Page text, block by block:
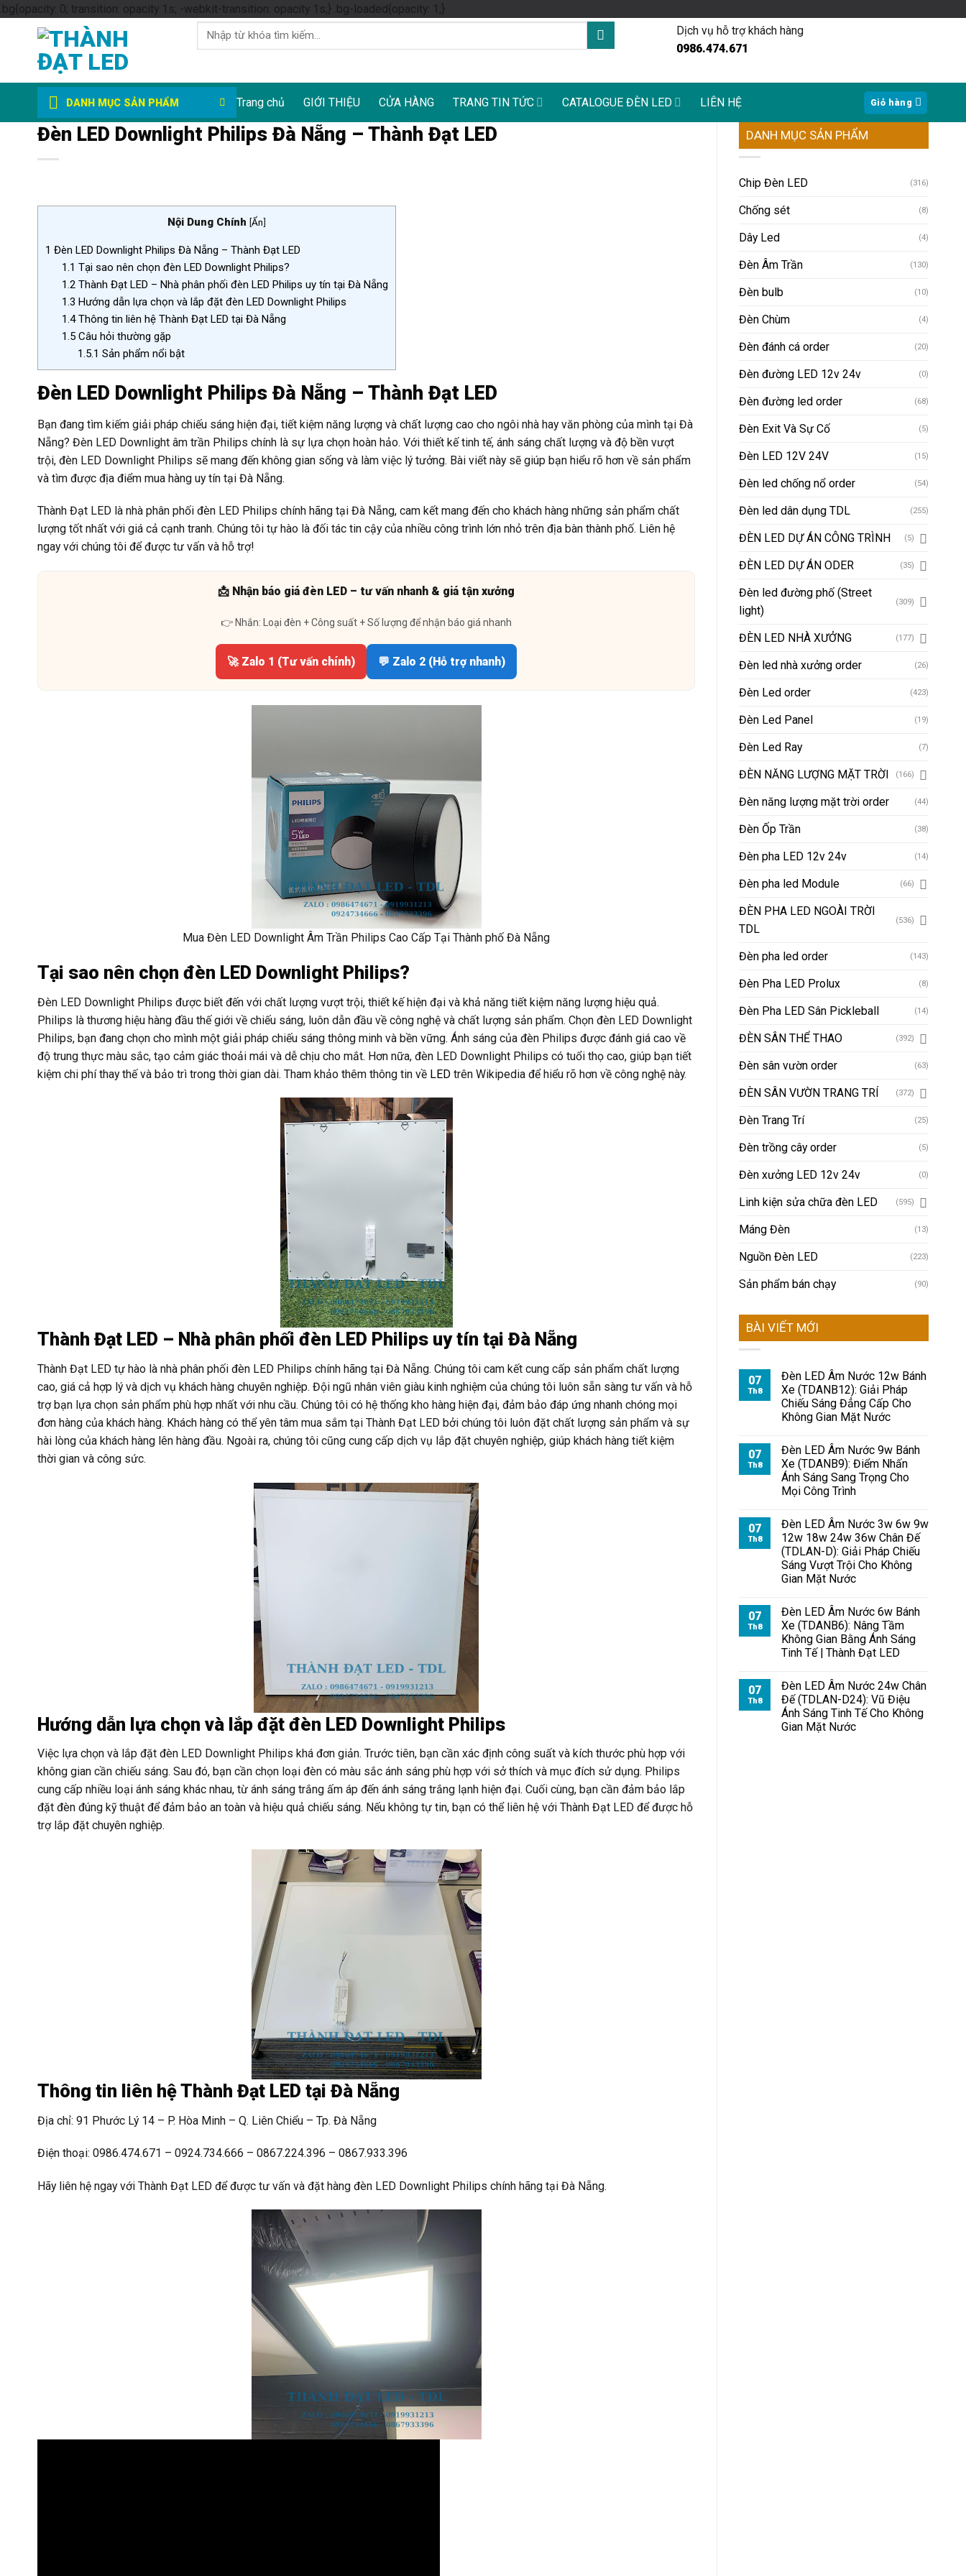
.bg{opacity: 0; transition: opacity 1s; -webkit-transition: opacity 1s;} .bg-loaded{opacity: 1;}Skip
to
Tìm
kiếm:
Dịch vụ hỗ trợ khách hàng
0986.474.671
DANH MỤC SẢN PHẨM Trang chủ GIỚI THIỆU CỬA HÀNG TRANG TIN TỨC CATALOGUE ĐÈN LED LIÊN HỆ Giỏ hàng
Đèn LED Downlight Philips Đà Nẵng – Thành Đạt LED
Nội Dung Chính [Ẩn]
1 Đèn LED Downlight Philips Đà Nẵng – Thành Đạt LED
1.1 Tại sao nên chọn đèn LED Downlight Philips?
1.2Thành Đạt LED – Nhà phân phối đèn LED Philips uy tín tại Đà Nẵng
1.3 Hướng dẫn lựa chọn và lắp đặt đèn LED Downlight Philips
1.4Thông tin liên hệ Thành Đạt LED tại Đà Nẵng
1.5Câu hỏi thường gặp
1.5.1 Sản phẩm nổi bật
Đèn LED Downlight Philips Đà Nẵng – Thành Đạt LED
Bạn đang tìm kiếm giải pháp chiếu sáng hiện đại, tiết kiệm năng lượng và chất lượng cao cho ngôi nhà hay văn phòng của mình tại Đà
Nẵng? Đèn LED Downlight âm trần Philips chính là sự lựa chọn hoàn hảo. Với thiết kế tinh tế, ánh sáng chất lượng và độ bền vượt
trội, đèn LED Downlight Philips sẽ mang đến không gian sống và làm việc lý tưởng. Bài viết này sẽ giúp bạn hiểu rõ hơn về sản phẩm
và tìm được địa điểm mua hàng uy tín tại Đà Nẵng.
Thành Đạt LED là nhà phân phối đèn LED Philips chính hãng tại Đà Nẵng, cam kết mang đến cho khách hàng những sản phẩm chất
lượng tốt nhất với giá cả cạnh tranh. Chúng tôi tự hào là đối tác tin cậy của nhiều công trình lớn nhỏ trên địa bàn thành phố. Liên hệ
ngay với chúng tôi để được tư vấn và hỗ trợ!
📩 Nhận báo giá đèn LED – tư vấn nhanh & giá tận xưởng
👉 Nhắn: Loại đèn + Công suất + Số lượng để nhận báo giá nhanh
🚀 Zalo 1 (Tư vấn chính) 💬 Zalo 2 (Hỗ trợ nhanh)
Mua Đèn LED Downlight Âm Trần Philips Cao Cấp Tại Thành phố Đà Nẵng
Tại sao nên chọn đèn LED Downlight Philips?
Đèn LED Downlight Philips được biết đến với chất lượng vượt trội, thiết kế hiện đại và khả năng tiết kiệm năng lượng hiệu quả.
Philips là thương hiệu hàng đầu thế giới về chiếu sáng, luôn dẫn đầu về công nghệ và chất lượng sản phẩm. Chọn đèn LED Downlight
Philips, bạn đang chọn cho mình một giải pháp chiếu sáng thông minh và bền vững. Ánh sáng của đèn Philips được đánh giá cao về
độ trung thực màu sắc, tạo cảm giác thoải mái và dễ chịu cho mắt. Hơn nữa, đèn LED Downlight Philips có tuổi thọ cao, giúp bạn tiết
kiệm chi phí thay thế và bảo trì trong thời gian dài. Tham khảo thêm thông tin về LED trên Wikipedia để hiểu rõ hơn về công nghệ này.
Thành Đạt LED – Nhà phân phối đèn LED Philips uy tín tại Đà Nẵng
Thành Đạt LED tự hào là nhà phân phối đèn LED Philips chính hãng tại Đà Nẵng. Chúng tôi cam kết cung cấp sản phẩm chất lượng
cao, giá cả hợp lý và dịch vụ khách hàng chuyên nghiệp. Đội ngũ nhân viên giàu kinh nghiệm của chúng tôi luôn sẵn sàng tư vấn và hỗ
trợ bạn lựa chọn sản phẩm phù hợp nhất với nhu cầu. Chúng tôi có hệ thống kho hàng hiện đại, đảm bảo đáp ứng nhanh chóng mọi
đơn hàng của khách hàng. Khách hàng có thể yên tâm mua sắm tại Thành Đạt LED bởi chúng tôi luôn đặt chất lượng sản phẩm và sự
hài lòng của khách hàng lên hàng đầu. Ngoài ra, chúng tôi cũng cung cấp dịch vụ lắp đặt chuyên nghiệp, giúp khách hàng tiết kiệm
thời gian và công sức.
Hướng dẫn lựa chọn và lắp đặt đèn LED Downlight Philips
Việc lựa chọn và lắp đặt đèn LED Downlight Philips khá đơn giản. Trước tiên, bạn cần xác định công suất và kích thước phù hợp với
không gian cần chiếu sáng. Sau đó, bạn cần chọn loại đèn có màu sắc ánh sáng phù hợp với sở thích và mục đích sử dụng. Philips
cung cấp nhiều loại ánh sáng khác nhau, từ ánh sáng trắng ấm áp đến ánh sáng trắng lạnh hiện đại. Cuối cùng, bạn cần đảm bảo lắp
đặt đèn đúng kỹ thuật để đảm bảo an toàn và hiệu quả chiếu sáng. Nếu không tự tin, bạn có thể liên hệ với Thành Đạt LED để được hỗ
trợ lắp đặt chuyên nghiệp.
Thông tin liên hệ Thành Đạt LED tại Đà Nẵng
Địa chỉ: 91 Phước Lý 14 – P. Hòa Minh – Q. Liên Chiểu – Tp. Đà Nẵng
Điện thoại: 0986.474.671 – 0924.734.666 – 0867.224.396 – 0867.933.396
Hãy liên hệ ngay với Thành Đạt LED để được tư vấn và đặt hàng đèn LED Downlight Philips chính hãng tại Đà Nẵng.
DANH MỤC SẢN PHẨM
Chip Đèn LED (316)
Chống sét (8)
Dây Led (4)
Đèn Âm Trần (130)
Đèn bulb (10)
Đèn Chùm (4)
Đèn đánh cá order (20)
Đèn đường LED 12v 24v (0)
Đèn đường led order (68)
Đèn Exit Và Sự Cố (5)
Đèn LED 12V 24V (15)
Đèn led chống nổ order (54)
Đèn led dân dụng TDL (255)
ĐÈN LED DỰ ÁN CÔNG TRÌNH (5)
ĐÈN LED DỰ ÁN ODER (35)
Đèn led đường phố (Street
light)
(309)
ĐÈN LED NHÀ XƯỞNG (177)
Đèn led nhà xưởng order (26)
Đèn Led order (423)
Đèn Led Panel (19)
Đèn Led Ray (7)
ĐÈN NĂNG LƯỢNG MẶT TRỜI (166)
Đèn năng lượng mặt trời order (44)
Đèn Ốp Trần (38)
Đèn pha LED 12v 24v (14)
Đèn pha led Module (66)
ĐÈN PHA LED NGOÀI TRỜI
TDL
(536)
Đèn pha led order (143)
Đèn Pha LED Prolux (8)
Đèn Pha LED Sân Pickleball (14)
ĐÈN SÂN THỂ THAO (392)
Đèn sân vườn order (63)
ĐÈN SÂN VƯỜN TRANG TRÍ (372)
Đèn Trang Trí (25)
Đèn trồng cây order (5)
Đèn xưởng LED 12v 24v (0)
Linh kiện sửa chữa đèn LED (595)
Máng Đèn (13)
Nguồn Đèn LED (223)
Sản phẩm bán chạy (90)
BÀI VIẾT MỚI
07
Th8
Đèn LED Âm Nước 12w Bánh
Xe (TDANB12): Giải Pháp
Chiếu Sáng Đẳng Cấp Cho
Không Gian Mặt Nước
07
Th8
Đèn LED Âm Nước 9w Bánh
Xe (TDANB9): Điểm Nhấn
Ánh Sáng Sang Trọng Cho
Mọi Công Trình
07
Th8
Đèn LED Âm Nước 3w 6w 9w
12w 18w 24w 36w Chân Đế
(TDLAN-D): Giải Pháp Chiếu
Sáng Vượt Trội Cho Không
Gian Mặt Nước
07
Th8
Đèn LED Âm Nước 6w Bánh
Xe (TDANB6): Nâng Tầm
Không Gian Bằng Ánh Sáng
Tinh Tế | Thành Đạt LED
07
Th8
Đèn LED Âm Nước 24w Chân
Đế (TDLAN-D24): Vũ Điệu
Ánh Sáng Tinh Tế Cho Không
Gian Mặt Nước